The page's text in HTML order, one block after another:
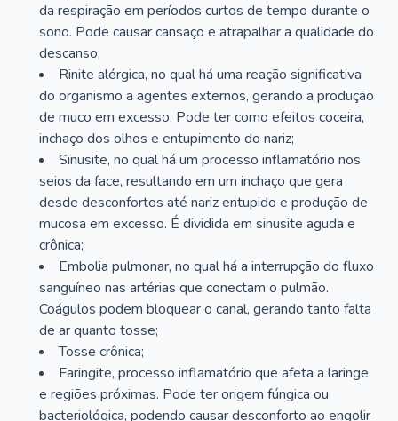
da respiração em períodos curtos de tempo durante o
sono. Pode causar cansaço e atrapalhar a qualidade do
descanso;
Rinite alérgica, no qual há uma reação significativa
do organismo a agentes externos, gerando a produção
de muco em excesso. Pode ter como efeitos coceira,
inchaço dos olhos e entupimento do nariz;
Sinusite, no qual há um processo inflamatório nos
seios da face, resultando em um inchaço que gera
desde desconfortos até nariz entupido e produção de
mucosa em excesso. É dividida em sinusite aguda e
crônica;
Embolia pulmonar, no qual há a interrupção do fluxo
sanguíneo nas artérias que conectam o pulmão.
Coágulos podem bloquear o canal, gerando tanto falta
de ar quanto tosse;
Tosse crônica;
Faringite, processo inflamatório que afeta a laringe
e regiões próximas. Pode ter origem fúngica ou
bacteriológica, podendo causar desconforto ao engolir